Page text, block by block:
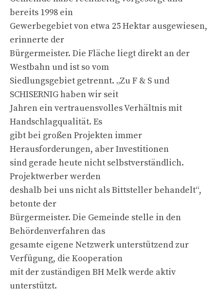
bereits 1998 ein
Gewerbegebiet von etwa 25 Hektar ausgewiesen,
erinnerte der
Bürgermeister. Die Fläche liegt direkt an der
Westbahn und ist so vom
Siedlungsgebiet getrennt. „Zu F & S und
SCHISERNIG haben wir seit
Jahren ein vertrauensvolles Verhältnis mit
Handschlagqualität. Es
gibt bei großen Projekten immer
Herausforderungen, aber Investitionen
sind gerade heute nicht selbstverständlich.
Projektwerber werden
deshalb bei uns nicht als Bittsteller behandelt“,
betonte der
Bürgermeister. Die Gemeinde stelle in den
Behördenverfahren das
gesamte eigene Netzwerk unterstützend zur
Verfügung, die Kooperation
mit der zuständigen BH Melk werde aktiv
unterstützt.